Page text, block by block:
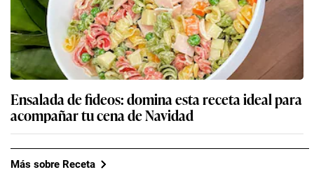
Ensalada de fideos: domina esta receta ideal para
acompañar tu cena de Navidad
Más sobre Receta